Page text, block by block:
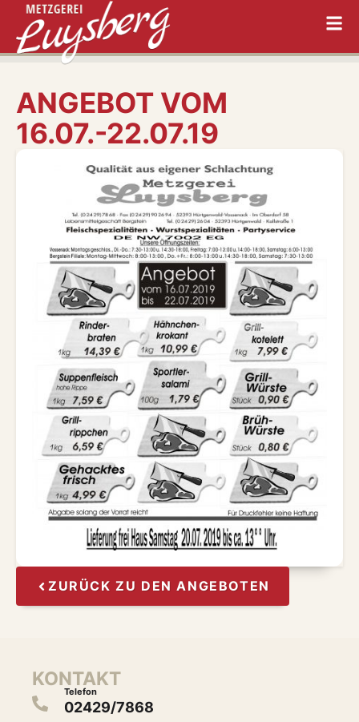
ANGEBOT VOM
16.07.-22.07.19
ZURÜCK ZU DEN ANGEBOTEN
KONTAKT
Telefon
02429/7868